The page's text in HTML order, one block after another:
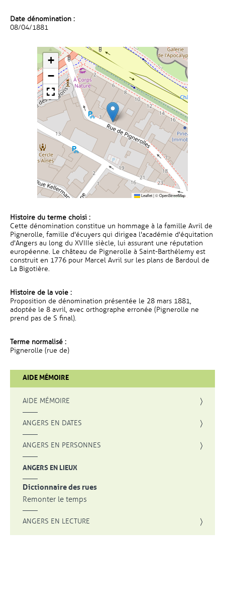
Date dénomination :
08/04/1881
+
−
Leaflet|©OpenStreetMap
Histoire du terme choisi :
Cette dénomination constitue un hommage à la famille Avril de
Pignerolle, famille d'écuyers qui dirigea l'académie d'équitation
d'Angers au long du XVIIIe siècle, lui assurant une réputation
européenne. Le château de Pignerolle à Saint-Barthélemy est
construit en 1776 pour Marcel Avril sur les plans de Bardoul de
La Bigotière.
Histoire de la voie :
Proposition de dénomination présentée le 28 mars 1881,
adoptée le 8 avril, avec orthographe erronée (Pignerolle ne
prend pas de S final).
Terme normalisé :
Pignerolle (rue de)
AIDE MÉMOIRE
AIDE MÉMOIRE
ANGERS EN DATES
ANGERS EN PERSONNES
ANGERS EN LIEUX
Dictionnaire des rues
Remonter le temps
ANGERS EN LECTURE